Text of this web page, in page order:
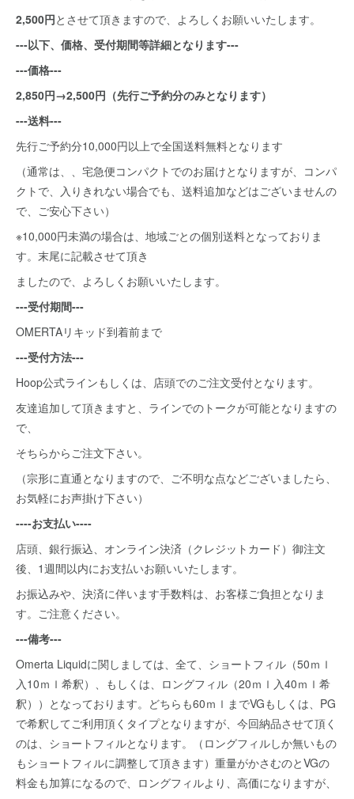
2,500円とさせて頂きますので、よろしくお願いいたします。
---以下、価格、受付期間等詳細となります---
---価格---
2,850円→2,500円（先行ご予約分のみとなります）
---送料---
先行ご予約分10,000円以上で全国送料無料となります
（通常は、、宅急便コンパクトでのお届けとなりますが、コンパ
クトで、入りきれない場合でも、送料追加などはございませんの
で、ご安心下さい）
※10,000円未満の場合は、地域ごとの個別送料となっておりま
す。末尾に記載させて頂き
ましたので、よろしくお願いいたします。
---受付期間---
OMERTAリキッド到着前まで
---受付方法---
Hoop公式ラインもしくは、店頭でのご注文受付となります。
友達追加して頂きますと、ラインでのトークが可能となりますの
で、
そちらからご注文下さい。
（宗形に直通となりますので、ご不明な点などございましたら、
お気軽にお声掛け下さい）
----お支払い----
店頭、銀行振込、オンライン決済（クレジットカード）御注文
後、1週間以内にお支払いお願いいたします。
お振込みや、決済に伴います手数料は、お客様ご負担となりま
す。ご注意ください。
---備考---
Omerta Liquidに関しましては、全て、ショートフィル（50ｍｌ
入10ｍｌ希釈）、もしくは、ロングフィル（20ｍｌ入40ｍｌ希
釈））となっております。どちらも60ｍｌまでVGもしくは、PG
で希釈してご利用頂くタイプとなりますが、今回納品させて頂く
のは、ショートフィルとなります。（ロングフィルしか無いもの
もショートフィルに調整して頂きます）重量がかさむのとVGの
料金も加算になるので、ロングフィルより、高価になりますが、